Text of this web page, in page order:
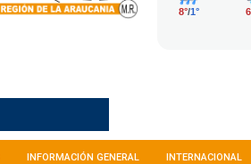
INFORMACIÓN GENERAL INTERNACIONAL